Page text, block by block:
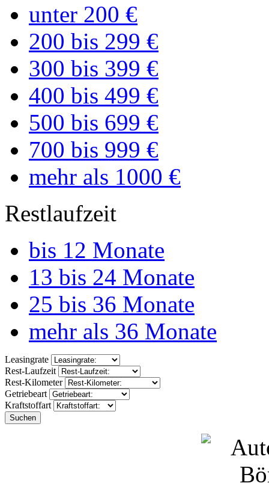
unter 200 €
200 bis 299 €
300 bis 399 €
400 bis 499 €
500 bis 699 €
700 bis 999 €
mehr als 1000 €
Restlaufzeit
bis 12 Monate
13 bis 24 Monate
25 bis 36 Monate
mehr als 36 Monate
Leasingrate
Rest-Laufzeit
Rest-Kilometer
Getriebeart
Kraftstoffart
Suchen